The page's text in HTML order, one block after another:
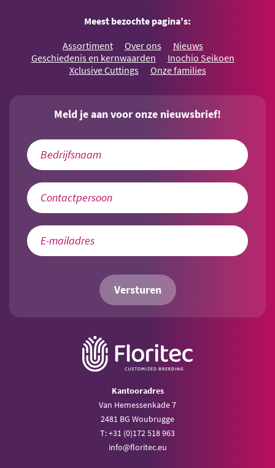
Meest bezochte pagina's:
Assortiment Over ons
Nieuws
Geschiedenis en kernwaarden
Inochio Seikoen
Xclusive Cuttings
Onze families
Meld je aan voor onze nieuwsbrief!
Versturen
Kantooradres
Van Hemessenkade 7
2481 BG Woubrugge
T: +31 (0)172 518 963
info@floritec.eu